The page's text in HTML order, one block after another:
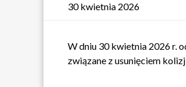
30 kwietnia 2026
W dniu 30 kwietnia 2026 r.
związane z usunięciem